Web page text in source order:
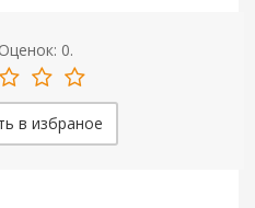
Оценок: 0.
в избраное